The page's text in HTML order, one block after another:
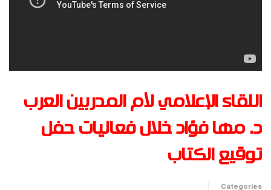
اللقاء الإعلامي لأم المدربين العرب
د. مها فؤاد خلال فعاليات حفل
توقيع الكتاب
Categories